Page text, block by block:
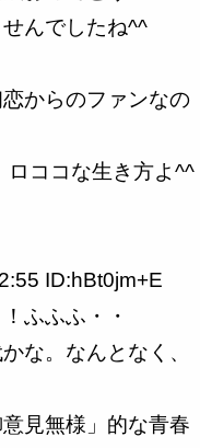
んでしたね^^
からのファンなの
ロココな生き方よ^^
ID:hBt0jm+E
ふふふ・・
な。なんとなく、
見無様」的な青春